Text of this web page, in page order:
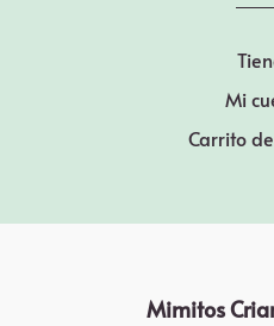
Mi
Carrito
Mimitos